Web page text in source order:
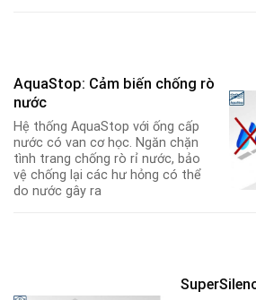
AquaStop: Cảm biến chống rò
nước
Hệ thống AquaStop với ống cấp
nước có van cơ học. Ngăn chặn
tình trang chống rò rỉ nước, bảo
vệ chống lại các hư hỏng có thể
do nước gây ra